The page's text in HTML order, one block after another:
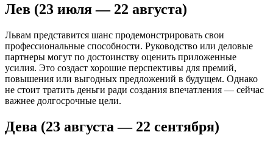
Лев (23 июля — 22 августа)
Львам представится шанс продемонстрировать свои
профессиональные способности. Руководство или деловые
партнеры могут по достоинству оценить приложенные
усилия. Это создаст хорошие перспективы для премий,
повышения или выгодных предложений в будущем. Однако
не стоит тратить деньги ради создания впечатления — сейчас
важнее долгосрочные цели.
Дева (23 августа — 22 сентября)